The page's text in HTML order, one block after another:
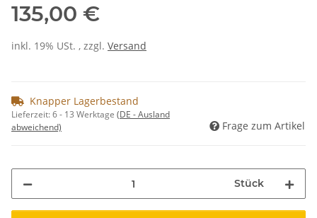
135,00 €
inkl. 19% USt. , zzgl. Versand
Knapper Lagerbestand
Lieferzeit:6 - 13 Werktage (DE - Ausland
abweichend)
Frage zum Artikel
Stück